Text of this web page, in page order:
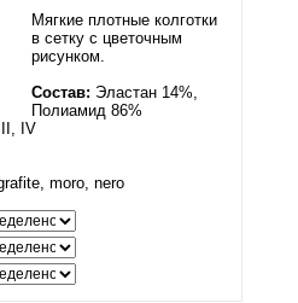
Мягкие плотные колготки
в сетку с цветочным
рисунком.
Состав: Эластан 14%,
Полиамид 86%
IV
moro, nero